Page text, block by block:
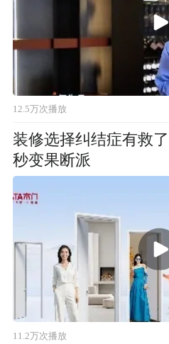
12.5万次播放
装修选择纠结症有救
秒变果断派
11.2万次播放